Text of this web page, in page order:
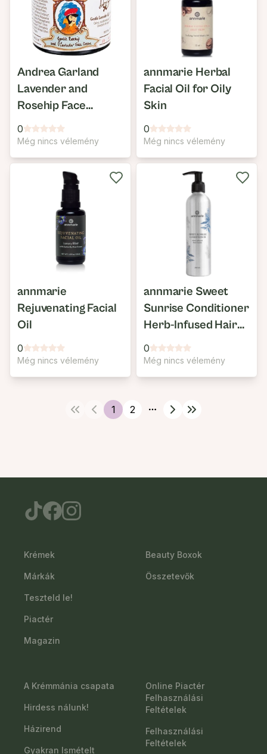
Andrea Garland
Lavender and
Rosehip Face
Cream
0
Még nincs vélemény
annmarie Herbal
Facial Oil for Oily
Skin
0
Még nincs vélemény
annmarie
Rejuvenating Facial
Oil
0
Még nincs vélemény
annmarie Sweet
Sunrise Conditioner
Herb-Infused Hair
Cream
0
Még nincs vélemény
1 2
More pages
Krémek
Márkák
Teszteld le!
Piactér
Magazin
Beauty Boxok
Összetevők
A Krémmánia csapata
Hirdess nálunk!
Házirend
Gyakran Ismételt
Online Piactér
Felhasználási
Feltételek
Felhasználási
Feltételek